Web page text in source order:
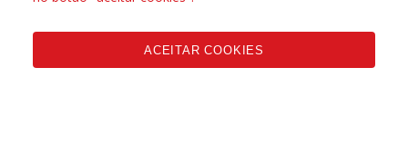
ACEITAR COOKIES